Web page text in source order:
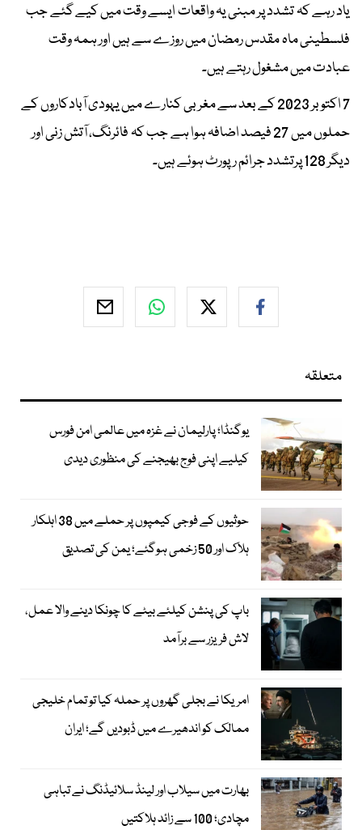
یاد رہے کہ تشدد پر مبنی یہ واقعات ایسے وقت میں کیے گئے جب
فلسطینی ماہ مقدس رمضان میں روزے سے ہیں اور ہمہ وقت
عبادت میں مشغول رہتے ہیں۔
7 اکتوبر 2023 کے بعد سے مغربی کنارے میں یہودی آبادکاروں کے
حملوں میں 27 فیصد اضافہ ہوا ہے جب کہ فائرنگ، آتش زنی اور
دیگر 128 پرتشدد جرائم رپورٹ ہوئے ہیں۔
متعلقہ
یوگنڈا؛ پارلیمان نے غزہ میں عالمی امن فورس
کیلیے اپنی فوج بھیجنے کی منظوری دیدی
حوثیوں کے فوجی کیمپوں پر حملے میں 38 اہلکار
ہلاک اور 50 زخمی ہوگئے؛ یمن کی تصدیق
باپ کی پنشن کیلئے بیٹے کا چونکا دینے والا عمل،
لاش فریزر سے برآمد
امریکا نے بجلی گھروں پر حملہ کیا تو تمام خلیجی
ممالک کو اندھیرے میں ڈبودیں گے؛ ایران
بھارت میں سیلاب اور لینڈ سلائیڈنگ نے تباہی
مچادی؛ 100 سے زائد ہلاکتیں